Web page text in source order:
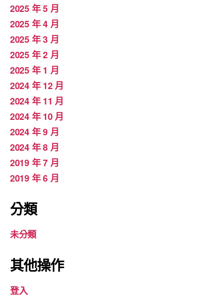
2025 年 5 月
2025 年 4 月
2025 年 3 月
2025 年 2 月
2025 年 1 月
2024 年 12 月
2024 年 11 月
2024 年 10 月
2024 年 9 月
2024 年 8 月
2019 年 7 月
2019 年 6 月
分類
未分類
其他操作
登入